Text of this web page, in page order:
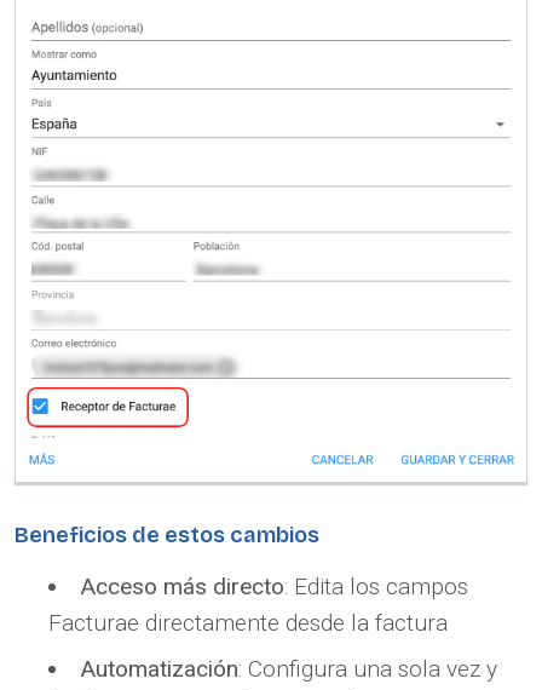
Beneficios de estos cambios
Acceso más directo: Edita los campos
Facturae directamente desde la factura
Automatización: Configura una sola vez y